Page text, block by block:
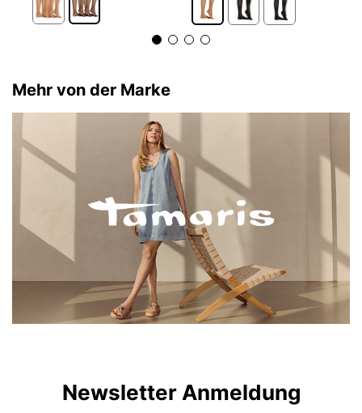
Mehr von der Marke
Newsletter Anmeldung